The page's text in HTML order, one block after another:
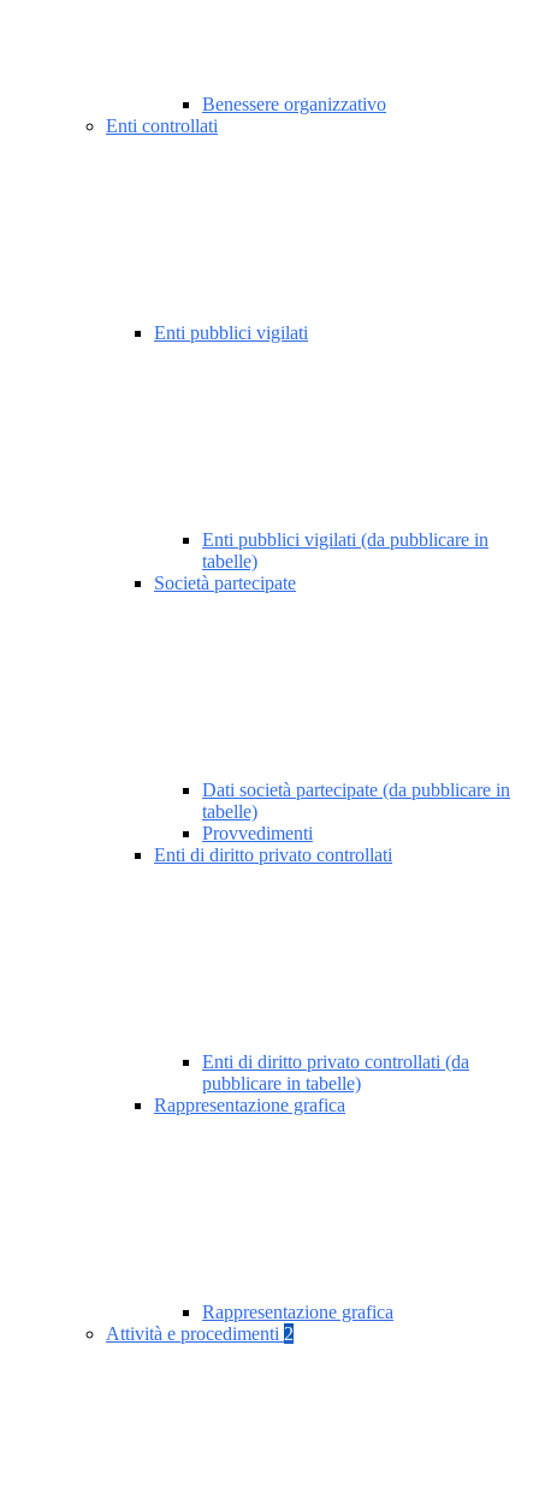
Benessere organizzativo
Enti controllati
Enti pubblici vigilati
Enti pubblici vigilati (da pubblicare in
tabelle)
Società partecipate
Dati società partecipate (da pubblicare in
tabelle)
Provvedimenti
Enti di diritto privato controllati
Enti di diritto privato controllati (da
pubblicare in tabelle)
Rappresentazione grafica
Rappresentazione grafica
Attività e procedimenti 2